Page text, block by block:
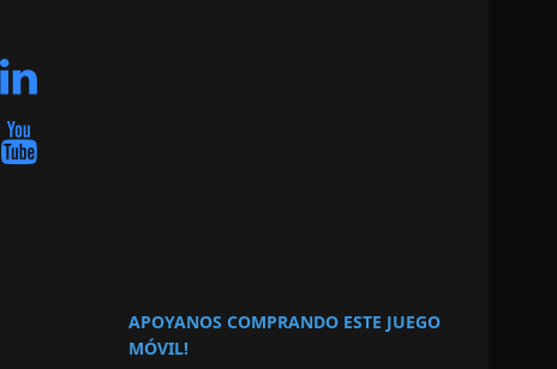
APOYANOS COMPRANDO ESTE JUEGO
MÓVIL!